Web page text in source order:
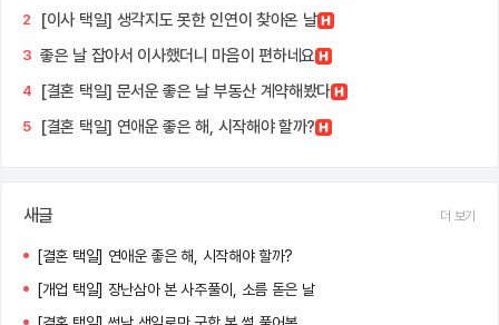
2 [이사 택일] 생각지도 못한 인연이 찾아온 날
3 좋은 날 잡아서 이사했더니 마음이 편하네요
4 [결혼 택일] 문서운 좋은 날 부동산 계약해봤다
5 [결혼 택일] 연애운 좋은 해, 시작해야 할까?
새글 더 보기
[결혼 택일] 연애운 좋은 해, 시작해야 할까?
[개업 택일] 장난삼아 본 사주풀이, 소름 돋은 날